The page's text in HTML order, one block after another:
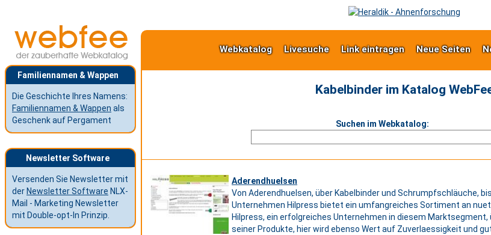
Familiennamen & Wappen
Die Geschichte Ihres Namens:
Familiennamen & Wappen als
Geschenk auf Pergament
Newsletter Software
Versenden Sie Newsletter mit
der Newsletter Software NLX-
Mail - Marketing Newsletter
mit Double-opt-In Prinzip.
Webkatalog Livesuche Link eintragen Neue Seiten
Kabelbinder im Katalog
Suchen im Webkatalog:
Aderendhuelsen
Von Aderendhuelsen, über Kabelbinder und Schrumpfschläuche,
Unternehmen Hilpress bietet ein umfangreiches Sortiment an
Hilpress, ein erfolgreiches Unternehmen in diesem
seiner Produkte, hier wird ebenso Wert auf Zuverlaessigkeit und